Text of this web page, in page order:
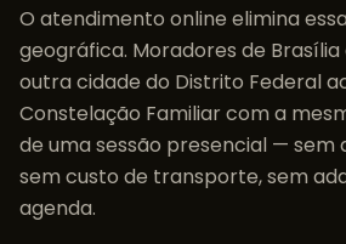
O atendimento online elimina
geográfica. Moradores de Brasília
outra cidade do Distrito Federal
Constelação Familiarcom a
de uma sessão presencial — sem
sem custo de transporte, sem
agenda.